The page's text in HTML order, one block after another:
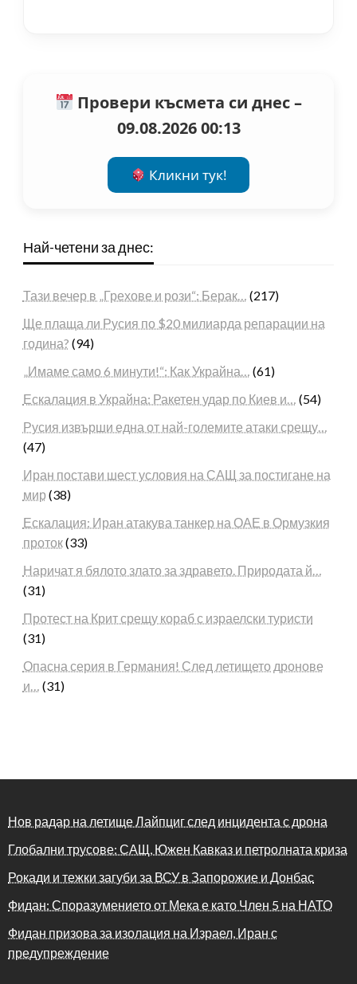
Провери късмета си днес –
09.08.2026 00:13
Кликни тук!
Най-четени за днес:
Тази вечер в „Грехове и рози“: Берак… (217)
Ще плаща ли Русия по $20 милиарда репарации на
година? (94)
„Имаме само 6 минути!“: Как Украйна… (61)
Ескалация в Украйна: Ракетен удар по Киев и… (54)
Русия извърши една от най-големите атаки срещу…
(47)
Иран постави шест условия на САЩ за постигане на
мир (38)
Ескалация: Иран атакува танкер на ОАЕ в Ормузкия
проток(33)
Наричат я бялото злато за здравето. Природата й…
(31)
Протест на Крит срещу кораб с израелски туристи
(31)
Опасна серия в Германия! След летището дронове
и… (31)
Нов радар на летище Лайпциг след инцидента с дрона
Глобални трусове: САЩ, Южен Кавказ и петролната криза
Рокади и тежки загуби за ВСУ в Запорожие и Донбас
Фидан: Споразумението от Мека е като Член 5 на НАТО
Фидан призова за изолация на Израел, Иран с
предупреждение